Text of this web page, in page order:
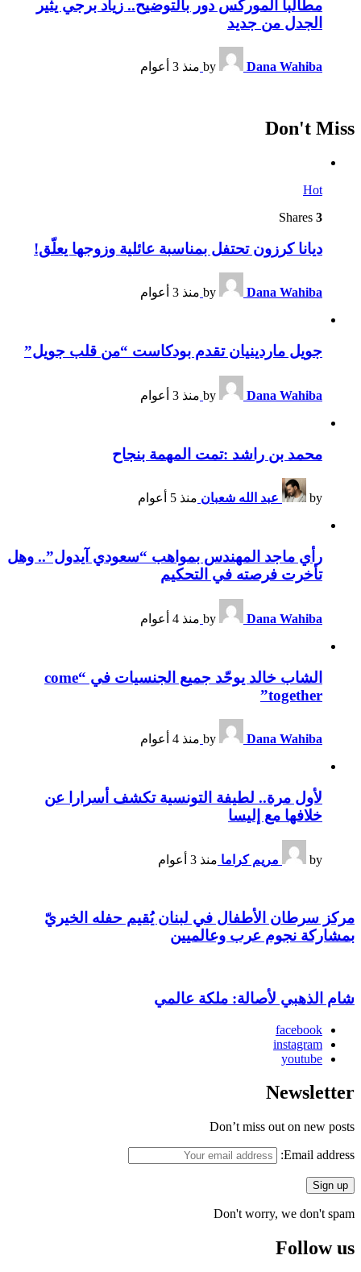
مطالباً الموركس دور بالتوضيح.. زياد برجي يثير
الجدل من جديد
by Dana Wahiba منذ 3 أعوام
Don't Miss
Hot
3
ديانا كرزون تحتفل بمناسبة عائلية وزوجها يعلّق!
by Dana Wahiba منذ 3 أعوام
جويل ماردينيان تقدم بودكاست “من قلب جويل”
by Dana Wahiba منذ 3 أعوام
محمد بن راشد :تمت المهمة بنجاح
by عبد الله شعبان منذ 5 أعوام
رأي ماجد المهندس بمواهب “سعودي آيدول”.. وهل
تأخرت فرصته في التحكيم
by Dana Wahiba منذ 4 أعوام
الشاب خالد يوحّد جميع الجنسيات في “come
together”
by Dana Wahiba منذ 4 أعوام
لأول مرة.. لطيفة التونسية تكشف أسرارا عن
خلافها مع إليسا
by مريم كراما منذ 3 أعوام
مركز سرطان الأطفال في لبنان يُقيم حفله الخيريّ
بمشاركة نجوم عرب وعالميين
شام الذهبي لأصالة: ملكة عالمي
facebook
instagram
youtube
Newsletter
Don’t miss out on new posts
Email address:
Don't worry, we don't spam
Follow us